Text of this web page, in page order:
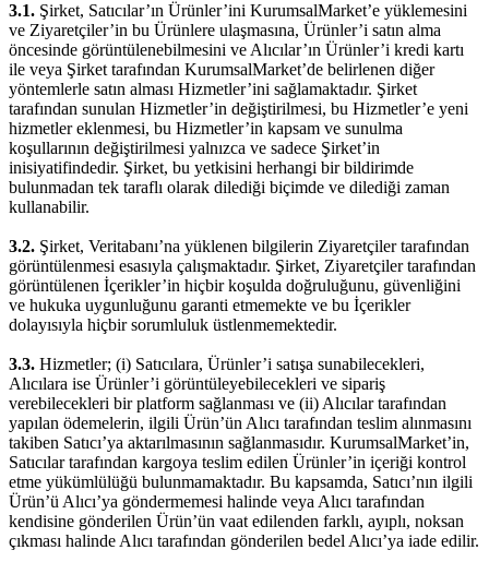
3.1. Şirket, Satıcılar’ın Ürünler’ini KurumsalMarket’e yüklemesini
ve Ziyaretçiler’in bu Ürünlere ulaşmasına, Ürünler’i satın alma
öncesinde görüntülenebilmesini ve Alıcılar’ın Ürünler’i kredi kartı
ile veya Şirket tarafından KurumsalMarket’de belirlenen diğer
yöntemlerle satın alması Hizmetler’ini sağlamaktadır. Şirket
tarafından sunulan Hizmetler’in değiştirilmesi, bu Hizmetler’e yeni
hizmetler eklenmesi, bu Hizmetler’in kapsam ve sunulma
koşullarının değiştirilmesi yalnızca ve sadece Şirket’in
inisiyatifindedir. Şirket, bu yetkisini herhangi bir bildirimde
bulunmadan tek taraflı olarak dilediği biçimde ve dilediği zaman
kullanabilir.
3.2. Şirket, Veritabanı’na yüklenen bilgilerin Ziyaretçiler tarafından
görüntülenmesi esasıyla çalışmaktadır. Şirket, Ziyaretçiler tarafından
görüntülenen İçerikler’in hiçbir koşulda doğruluğunu, güvenliğini
ve hukuka uygunluğunu garanti etmemekte ve bu İçerikler
dolayısıyla hiçbir sorumluluk üstlenmemektedir.
3.3. Hizmetler; (i) Satıcılara, Ürünler’i satışa sunabilecekleri,
Alıcılara ise Ürünler’i görüntüleyebilecekleri ve sipariş
verebilecekleri bir platform sağlanması ve (ii) Alıcılar tarafından
yapılan ödemelerin, ilgili Ürün’ün Alıcı tarafından teslim alınmasını
takiben Satıcı’ya aktarılmasının sağlanmasıdır. KurumsalMarket’in,
Satıcılar tarafından kargoya teslim edilen Ürünler’in içeriği kontrol
etme yükümlülüğü bulunmamaktadır. Bu kapsamda, Satıcı’nın ilgili
Ürün’ü Alıcı’ya göndermemesi halinde veya Alıcı tarafından
kendisine gönderilen Ürün’ün vaat edilenden farklı, ayıplı, noksan
çıkması halinde Alıcı tarafından gönderilen bedel Alıcı’ya iade edilir.